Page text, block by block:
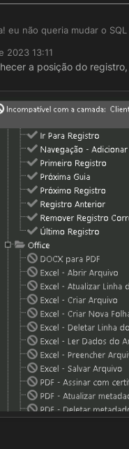
eu não queria mudar o
2023 13:11
a posição do